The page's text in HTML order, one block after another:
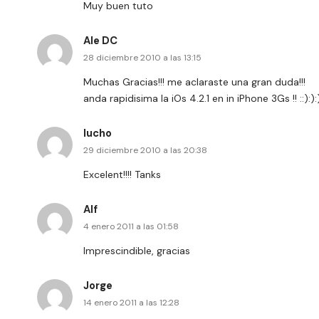
Muy buen tuto
Ale DC
28 diciembre 2010 a las 13:15
Muchas Gracias!!! me aclaraste una gran duda!!!
anda rapidisima la iOs 4.2.1 en in iPhone 3Gs !!
lucho
29 diciembre 2010 a las 20:38
Excelent!!!! Tanks
Alf
4 enero 2011 a las 01:58
Imprescindible, gracias
Jorge
14 enero 2011 a las 12:28